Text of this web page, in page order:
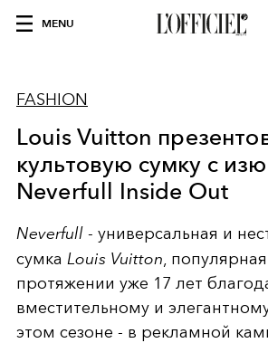
MENU
FASHION
Louis Vuitton
культовую сумку с
Neverfull Inside Out
Neverfull - универсальная и
сумка Louis Vuitton,
протяжении уже 17 лет
вместительному и
этом сезоне - в рекламной